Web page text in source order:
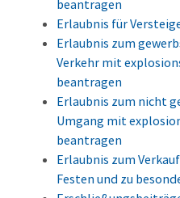
beantragen
Erlaubnis für
Erlaubnis zum
Verkehr mit
beantragen
Erlaubnis zum nicht
Umgang mit
beantragen
Erlaubnis zum
Festen und zu